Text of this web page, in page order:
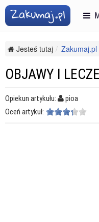
Jesteś tutaj Zakumaj.pl
OBJAWY I
Opiekun artykułu:
pioa
Oceń artykuł: